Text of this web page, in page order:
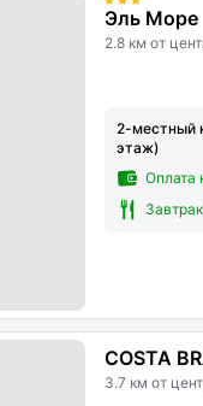
Эль Море
2.8 км от
2-местный
этаж)
Оплата
COSTA
3.7 км от